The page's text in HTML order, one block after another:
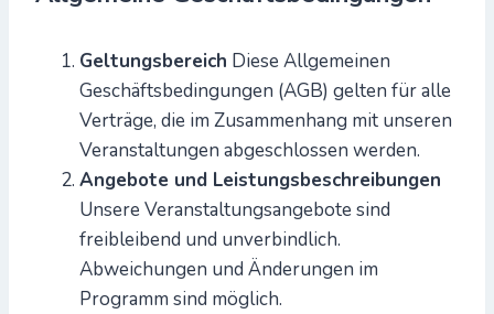
Geltungsbereich Diese Allgemeinen
Geschäftsbedingungen (AGB) gelten für alle
Verträge, die im Zusammenhang mit unseren
Veranstaltungen abgeschlossen werden.
Angebote und Leistungsbeschreibungen
Unsere Veranstaltungsangebote sind
freibleibend und unverbindlich.
Abweichungen und Änderungen im
Programm sind möglich.